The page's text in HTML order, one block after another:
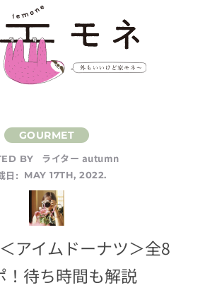
BY
ライター autumn
日:
MAY 17TH, 2022.
アイムドーナツ＞全8
！待ち時間も解説